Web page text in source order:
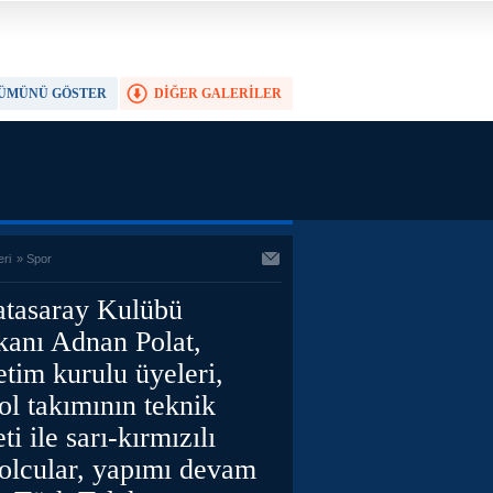
DİĞER GALERİLER
GÖSTER
» Spor
Kulübü
Adnan Polat,
kurulu üyeleri,
takımının teknik
ile sarı-kırmızılı
yapımı devam